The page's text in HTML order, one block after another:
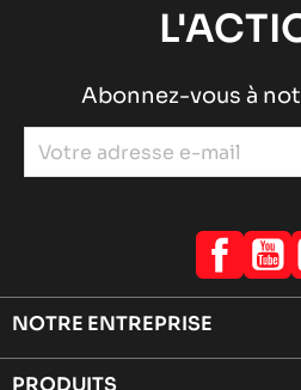
Abonnez-vous à
NOTRE ENTREPRISE
PRODUITS